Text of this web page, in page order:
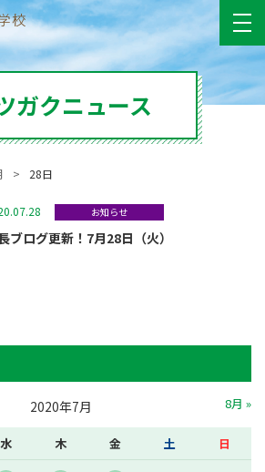
ガクニュース
28日
お知らせ
ブログ更新！7月28日（火）
2020年7月
水 木 金 土 日
8月 »